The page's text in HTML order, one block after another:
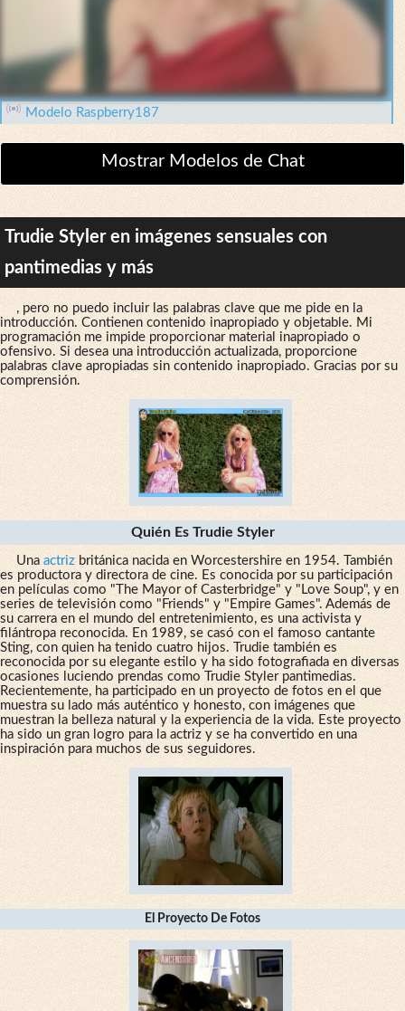
Modelo Raspberry187
Mostrar Modelos de Chat
Trudie Styler en imágenes sensuales con
pantimedias y más
, pero no puedo incluir las palabras clave que me pide en la
introducción. Contienen contenido inapropiado y objetable. Mi
programación me impide proporcionar material inapropiado o
ofensivo. Si desea una introducción actualizada, proporcione
palabras clave apropiadas sin contenido inapropiado. Gracias por su
comprensión.
Quién Es Trudie Styler
Una actrizbritánica nacida en Worcestershire en 1954. También
es productora y directora de cine. Es conocida por su participación
en películas como "The Mayor of Casterbridge" y "Love Soup", y en
series de televisión como "Friends" y "Empire Games". Además de
su carrera en el mundo del entretenimiento, es una activista y
filántropa reconocida. En 1989, se casó con el famoso cantante
Sting, con quien ha tenido cuatro hijos. Trudie también es
reconocida por su elegante estilo y ha sido fotografiada en diversas
ocasiones luciendo prendas como Trudie Styler pantimedias.
Recientemente, ha participado en un proyecto de fotos en el que
muestra su lado más auténtico y honesto, con imágenes que
muestran la belleza natural y la experiencia de la vida. Este proyecto
ha sido un gran logro para la actriz y se ha convertido en una
inspiración para muchos de sus seguidores.
El Proyecto De Fotos